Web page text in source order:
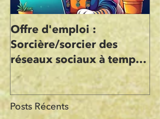
Offre d'emploi :
Sorcière/sorcier des
réseaux sociaux à temps
partiel (Freelance)
Posts Récents